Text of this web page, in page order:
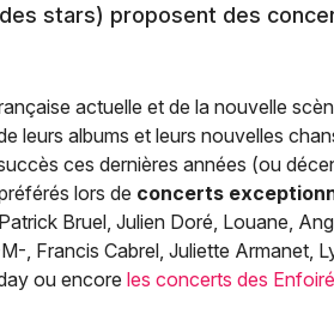
stars) proposent des
actuelle et de la nouvelle
leurs albums et leurs nouvelles
ces dernières années (ou
lors de concerts
Bruel, Julien Doré, Louane,
, Francis Cabrel, Juliette Armanet,
ou encore les concerts des